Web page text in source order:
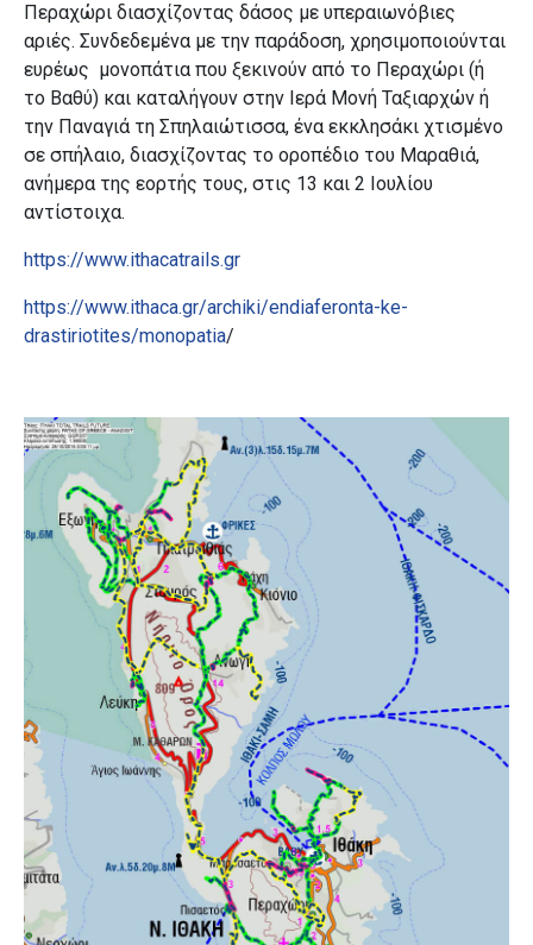
Περαχώρι διασχίζοντας δάσος με υπεραιωνόβιες
αριές. Συνδεδεμένα με την παράδοση, χρησιμοποιούνται
ευρέως μονοπάτια που ξεκινούν από το Περαχώρι (ή
το Βαθύ) και καταλήγουν στην Ιερά Μονή Ταξιαρχών ή
την Παναγιά τη Σπηλαιώτισσα, ένα εκκλησάκι χτισμένο
σε σπήλαιο, διασχίζοντας το οροπέδιο του Μαραθιά,
ανήμερα της εορτής τους, στις 13 και 2 Ιουλίου
αντίστοιχα.
https://www.ithacatrails.gr
https://www.ithaca.gr/archiki/endiaferonta-ke-
drastiriotites/monopatia/